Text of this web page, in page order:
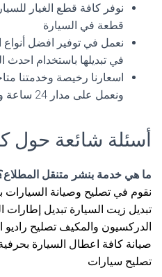
نوفر كافة قطع الغيار
قطعة في السيارة
نعمل في توفير افضل أنواع
في تبديلها باستخدام احدث
اسعارنا رخيصة وخدمتنا
ونعمل على مدار 24 ساعة وطيلة الأسبوع.
أسئلة شائعة حول
ما هي خدمة بنشر متنقل
نقوم في تصليح وصيانة السيارات
تبديل زيت السيارة تبديل إطارات
الدركسيون والمكيف تصليح
صيانة كافة اعطال السيارة
تصليح سيارات